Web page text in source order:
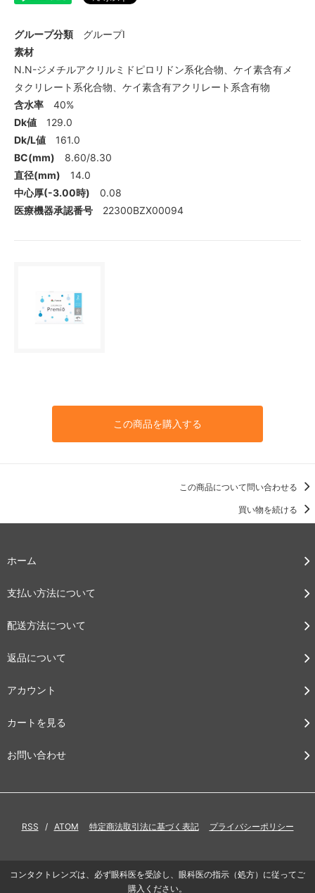
グループ分類 グループⅠ
素材
N.N-ジメチルアクリルミドピロリドン系化合物、ケイ素含有メ
タクリレート系化合物、ケイ素含有アクリレート系含有物
含水率 40%
Dk値 129.0
Dk/L値 161.0
BC(mm) 8.60/8.30
直径(mm) 14.0
中心厚(-3.00時) 0.08
医療機器承認番号 22300BZX00094
この商品を購入する
この商品について問い合わせる
買い物を続ける
ホーム
支払い方法について
配送方法について
返品について
アカウント
カートを見る
お問い合わせ
RSS / ATOM 特定商法取引法に基づく表記 プライバシーポリシー
コンタクトレンズは、必ず眼科医を受診し、眼科医の指示（処方）に従ってご
購入ください。